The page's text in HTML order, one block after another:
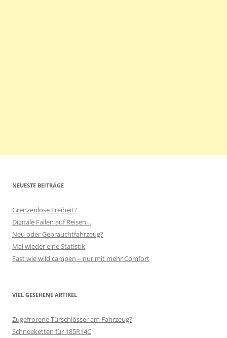
NEUESTE BEITRÄGE
Grenzenlose Freiheit?
Digitale Fallen auf Reisen…
Neu oder Gebrauchtfahrzeug?
Mal wieder eine Statistik
Fast wie wild campen – nur mit mehr Comfort
VIEL GESEHENE ARTIKEL
Zugefrorene Türschlösser am Fahrzeug?
Schneeketten für 185R14C